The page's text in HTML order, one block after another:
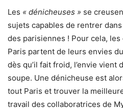
Les « dénicheuses » se
sujets capables de rentrer
des parisiennes ! Pour cela,
Paris partent de leurs envies
dès qu’il fait froid, l’envie vient
soupe. Une dénicheuse est
tout Paris et trouver la
travail des collaboratrices de